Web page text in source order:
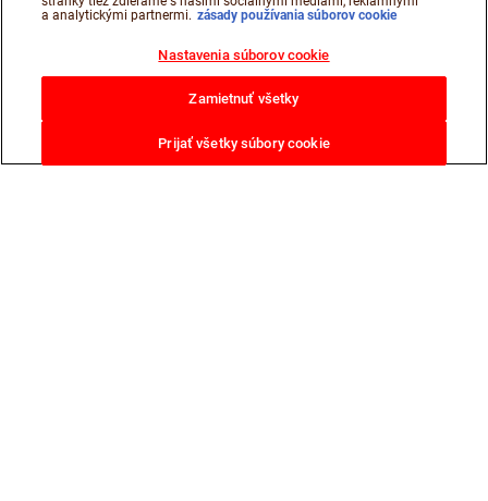
a analytickými partnermi. zásady používania súborov cookie
Nastavenia súborov cookie
Zamietnuť všetky
Prijať všetky súbory cookie